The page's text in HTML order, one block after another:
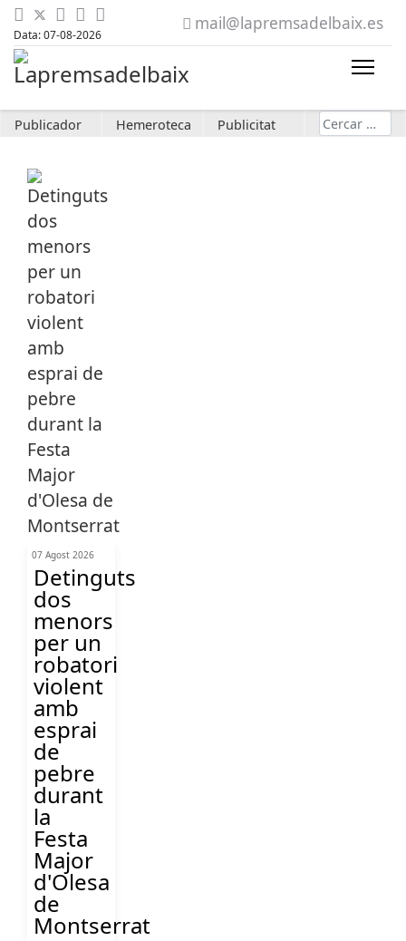
Data: 07-08-2026
mail@lapremsadelbaix.es
Publicador Hemeroteca Publicitat Cerca
07 Agost 2026
Detinguts
dos
menors
per un
robatori
violent
amb
esprai
de
pebre
durant
la
Festa
Major
d'Olesa
de
Montserrat